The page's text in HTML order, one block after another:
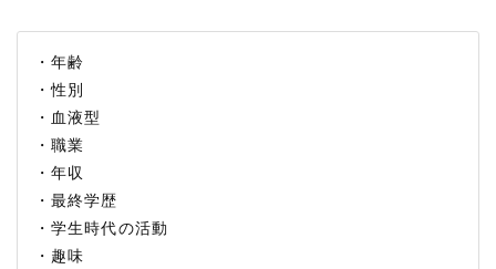
・年齢
・性別
・血液型
・職業
・年収
・最終学歴
・学生時代の活動
・趣味